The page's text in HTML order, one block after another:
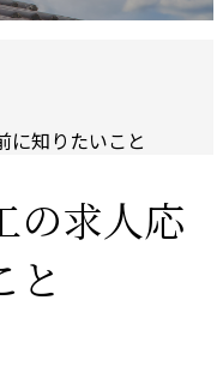
に知りたいこと
の求人応
と